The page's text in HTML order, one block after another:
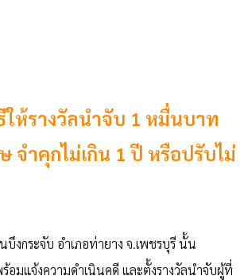
ห้รางวัลนำจับ 1 หมื่นบาท
จำคุกไม่เกิน 1 ปี หรือปรับไม่
งกระจับ อำเภอท่ายาง จ.เพชรบุรี นั้น
มแจ้งความดำเนินคดี และตั้งรางวัลนำจับผู้ที่